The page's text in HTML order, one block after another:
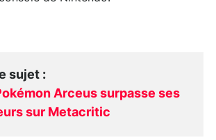
sujet :
Arceus surpasse ses
sur Metacritic